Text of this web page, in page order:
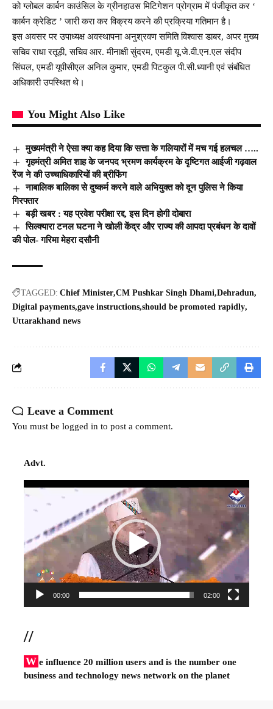
को ग्लोबल कार्बन काउंसिल के ग्रीनहाउस मिटिगेशन प्रोग्राम में पंजीकृत कर ‘
कार्बन क्रेडिट ’ जारी करा कर विक्रय करने की प्रक्रिया गतिमान है।
इस अवसर पर उपाध्यक्ष अवस्थापना अनुश्रवण समिति विश्वास डाबर, अपर मुख्य
सचिव राधा रतूड़ी, सचिव आर. मीनाक्षी सुंदरम, एमडी यू.जे.वी.एन.एल संदीप
सिंघल, एमडी यूपीसीएल अनिल कुमार, एमडी पिटकुल पी.सी.ध्यानी एवं संबंधित
अधिकारी उपस्थित थे।
You Might Also Like
मुख्यमंत्री ने ऐसा क्या कह दिया कि सत्ता के गलियारों में मच गई हलचल …..
गृहमंत्री अमित शाह के जनपद भ्रमण कार्यक्रम के दृष्टिगत आईजी गढ़वाल
रेंज ने की उच्चाधिकारियों की ब्रीफिंग
नाबालिक बालिका से दुष्कर्म करने वाले अभियुक्त को दून पुलिस ने किया
गिरफ्तार
बड़ी खबर : यह प्रवेश परीक्षा रद्द, इस दिन होगी दोबारा
सिल्क्यारा टनल घटना ने खोली केंद्र और राज्य की आपदा प्रबंधन के दावों
की पोल- गरिमा मेहरा दसौनी
TAGGED: Chief Minister CM Pushkar Singh Dhami Dehradun
Digital payments gave instructions should be promoted rapidly
Uttarakhand news
Leave a Comment
You must be logged in to post a comment.
Advt.
Video
00:00 02:00
//
W e influence 20 million users and is the number one
business and technology news network on the planet